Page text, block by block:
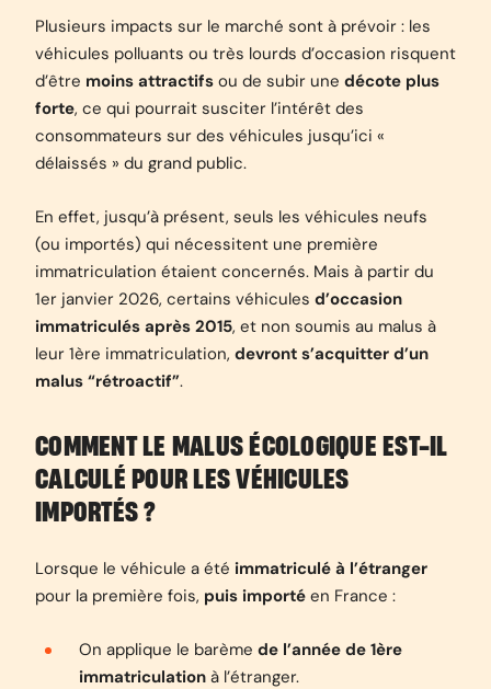
Plusieurs impacts sur le marché sont à prévoir : les
véhicules polluants ou très lourds d’occasion risquent
d’être moins attractifs ou de subir une décote plus
forte, ce qui pourrait susciter l’intérêt des
consommateurs sur des véhicules jusqu’ici «
délaissés » du grand public.
En effet, jusqu’à présent, seuls les véhicules neufs
(ou importés) qui nécessitent une première
immatriculation étaient concernés. Mais à partir du
1er janvier 2026, certains véhicules d’occasion
immatriculés après 2015, et non soumis au malus à
leur 1ère immatriculation, devront s’acquitter d’un
malus “rétroactif”.
COMMENT LE MALUS ÉCOLOGIQUE EST-IL
CALCULÉ POUR LES VÉHICULES
IMPORTÉS ?
Lorsque le véhicule a été immatriculé à l’étranger
pour la première fois, puis importé en France :
On applique le barème de l’année de 1ère
immatriculation à l’étranger.